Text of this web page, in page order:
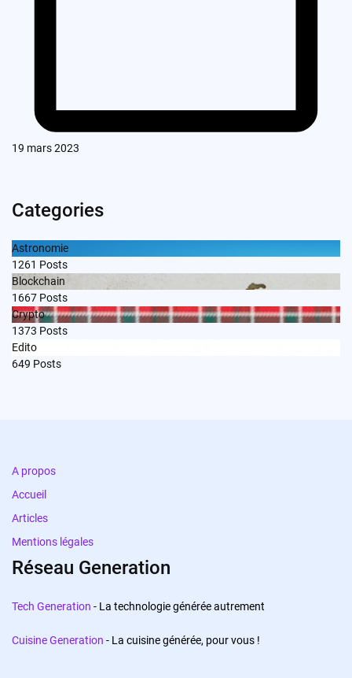
19 mars 2023
Categories
Astronomie
1261 Posts
Blockchain
1667 Posts
Crypto
1373 Posts
Edito
649 Posts
A propos
Accueil
Articles
Mentions légales
Réseau Generation
Tech Generation - La technologie générée autrement
Cuisine Generation - La cuisine générée, pour vous !